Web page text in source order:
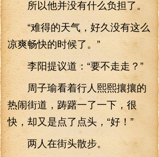
所以他并没有什么负担了。
“难得的天气，好久没有这么
凉爽畅快的时候了。”
李阳提议道：“要不走走？”
周子瑜看着行人熙熙攘攘的
热闹街道，踌躇一了一下，很
快，却又是点了点头，“好！”
两人在街头散步。